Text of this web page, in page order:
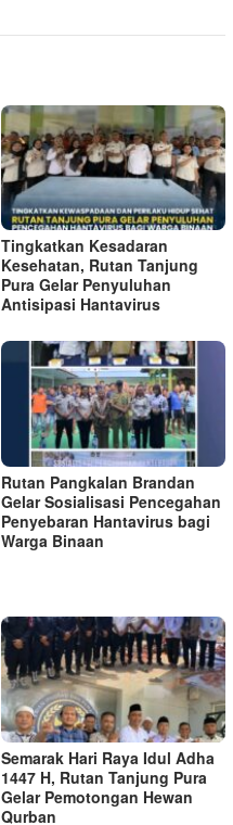
Tingkatkan Kesadaran
Kesehatan, Rutan Tanjung
Pura Gelar Penyuluhan
Antisipasi Hantavirus
Rutan Pangkalan Brandan
Gelar Sosialisasi Pencegahan
Penyebaran Hantavirus bagi
Warga Binaan
Semarak Hari Raya Idul Adha
1447 H, Rutan Tanjung Pura
Gelar Pemotongan Hewan
Qurban